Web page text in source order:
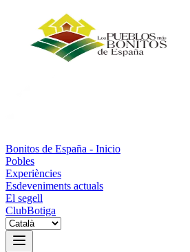
Bonitos de España - Inicio
Pobles
Experiències
Esdeveniments actuals
El segell
ClubBotiga